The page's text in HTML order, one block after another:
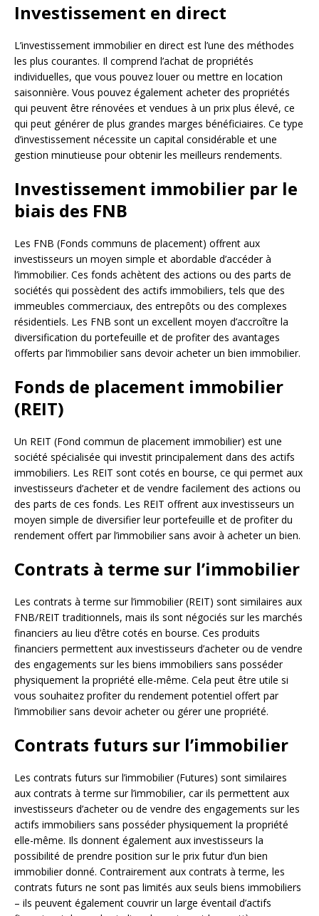
Investissement en direct
L’investissement immobilier en direct est l’une des méthodes
les plus courantes. Il comprend l’achat de propriétés
individuelles, que vous pouvez louer ou mettre en location
saisonnière. Vous pouvez également acheter des propriétés
qui peuvent être rénovées et vendues à un prix plus élevé, ce
qui peut générer de plus grandes marges bénéficiaires. Ce type
d’investissement nécessite un capital considérable et une
gestion minutieuse pour obtenir les meilleurs rendements.
Investissement immobilier par le
biais des FNB
Les FNB (Fonds communs de placement) offrent aux
investisseurs un moyen simple et abordable d’accéder à
l’immobilier. Ces fonds achètent des actions ou des parts de
sociétés qui possèdent des actifs immobiliers, tels que des
immeubles commerciaux, des entrepôts ou des complexes
résidentiels. Les FNB sont un excellent moyen d’accroître la
diversification du portefeuille et de profiter des avantages
offerts par l’immobilier sans devoir acheter un bien immobilier.
Fonds de placement immobilier
(REIT)
Un REIT (Fond commun de placement immobilier) est une
société spécialisée qui investit principalement dans des actifs
immobiliers. Les REIT sont cotés en bourse, ce qui permet aux
investisseurs d’acheter et de vendre facilement des actions ou
des parts de ces fonds. Les REIT offrent aux investisseurs un
moyen simple de diversifier leur portefeuille et de profiter du
rendement offert par l’immobilier sans avoir à acheter un bien.
Contrats à terme sur l’immobilier
Les contrats à terme sur l’immobilier (REIT) sont similaires aux
FNB/REIT traditionnels, mais ils sont négociés sur les marchés
financiers au lieu d’être cotés en bourse. Ces produits
financiers permettent aux investisseurs d’acheter ou de vendre
des engagements sur les biens immobiliers sans posséder
physiquement la propriété elle-même. Cela peut être utile si
vous souhaitez profiter du rendement potentiel offert par
l’immobilier sans devoir acheter ou gérer une propriété.
Contrats futurs sur l’immobilier
Les contrats futurs sur l’immobilier (Futures) sont similaires
aux contrats à terme sur l’immobilier, car ils permettent aux
investisseurs d’acheter ou de vendre des engagements sur les
actifs immobiliers sans posséder physiquement la propriété
elle-même. Ils donnent également aux investisseurs la
possibilité de prendre position sur le prix futur d’un bien
immobilier donné. Contrairement aux contrats à terme, les
contrats futurs ne sont pas limités aux seuls biens immobiliers
– ils peuvent également couvrir un large éventail d’actifs